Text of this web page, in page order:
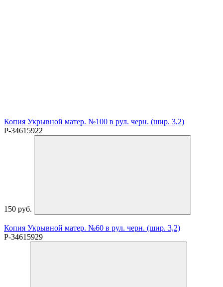
Копия Укрывной матер. №100 в рул. черн. (шир. 3,2)
P-34615922
150 руб.
Копия Укрывной матер. №60 в рул. черн. (шир. 3,2)
P-34615929